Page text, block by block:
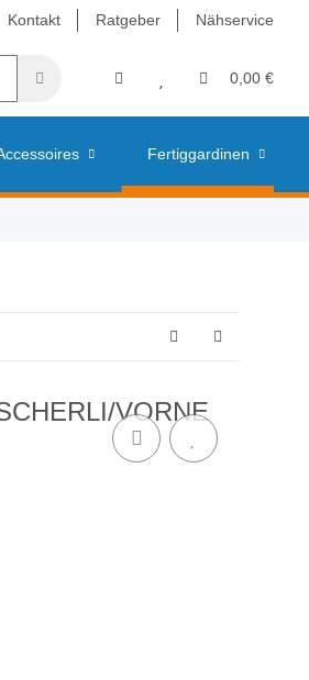
Kontakt Ratgeber Nähservice
0,00 €
Fertiggardinen
VORNE